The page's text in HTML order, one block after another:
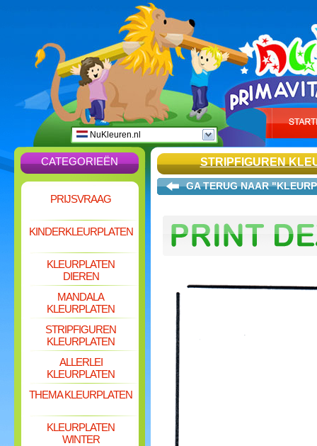
NuKleuren.nl
CATEGORIEËN
PRIJSVRAAG
KINDERKLEURPLATEN
KLEURPLATEN
DIEREN
MANDALA
KLEURPLATEN
STRIPFIGUREN
KLEURPLATEN
ALLERLEI
KLEURPLATEN
THEMA KLEURPLATEN
KLEURPLATEN
WINTER
STRIPFIGUREN
GA TERUG NAAR